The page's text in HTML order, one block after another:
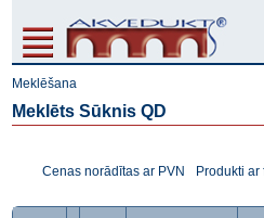
Meklēšana
Meklēts Sūknis QD
Cenas norādītas ar PVN Produkti ar